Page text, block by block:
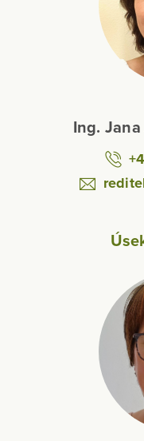
Ing.